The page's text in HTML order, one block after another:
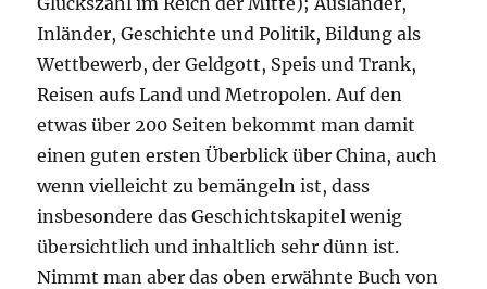
Inländer, Geschichte und Politik, Bildung als
Wettbewerb, der Geldgott, Speis und Trank,
Reisen aufs Land und Metropolen. Auf den
etwas über 200 Seiten bekommt man damit
einen guten ersten Überblick über China, auch
wenn vielleicht zu bemängeln ist, dass
insbesondere das Geschichtskapitel wenig
übersichtlich und inhaltlich sehr dünn ist.
Nimmt man aber das oben erwähnte Buch von